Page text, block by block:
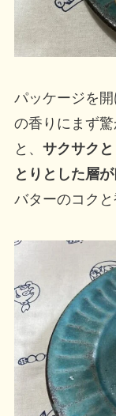
パッケージを
の香りにまず
と、 サクサク
とりとした層
バターのコクと